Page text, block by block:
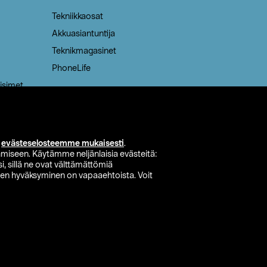
evästeselosteemme mukaisesti.
Käytämme neljänlaisia evästeitä:
sillä ne ovat välttämättömiä
hyväksyminen on vapaaehtoista. Voit
Tekniikkaosat
Akkuasiantuntija
Teknikmagasinet
PhoneLife